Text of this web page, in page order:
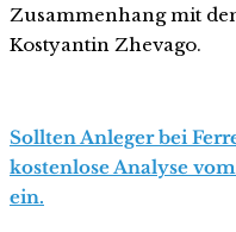
Zusammenhang mit
Kostyantin Zhevago.
Sollten Anleger bei
kostenlose Analyse
ein.